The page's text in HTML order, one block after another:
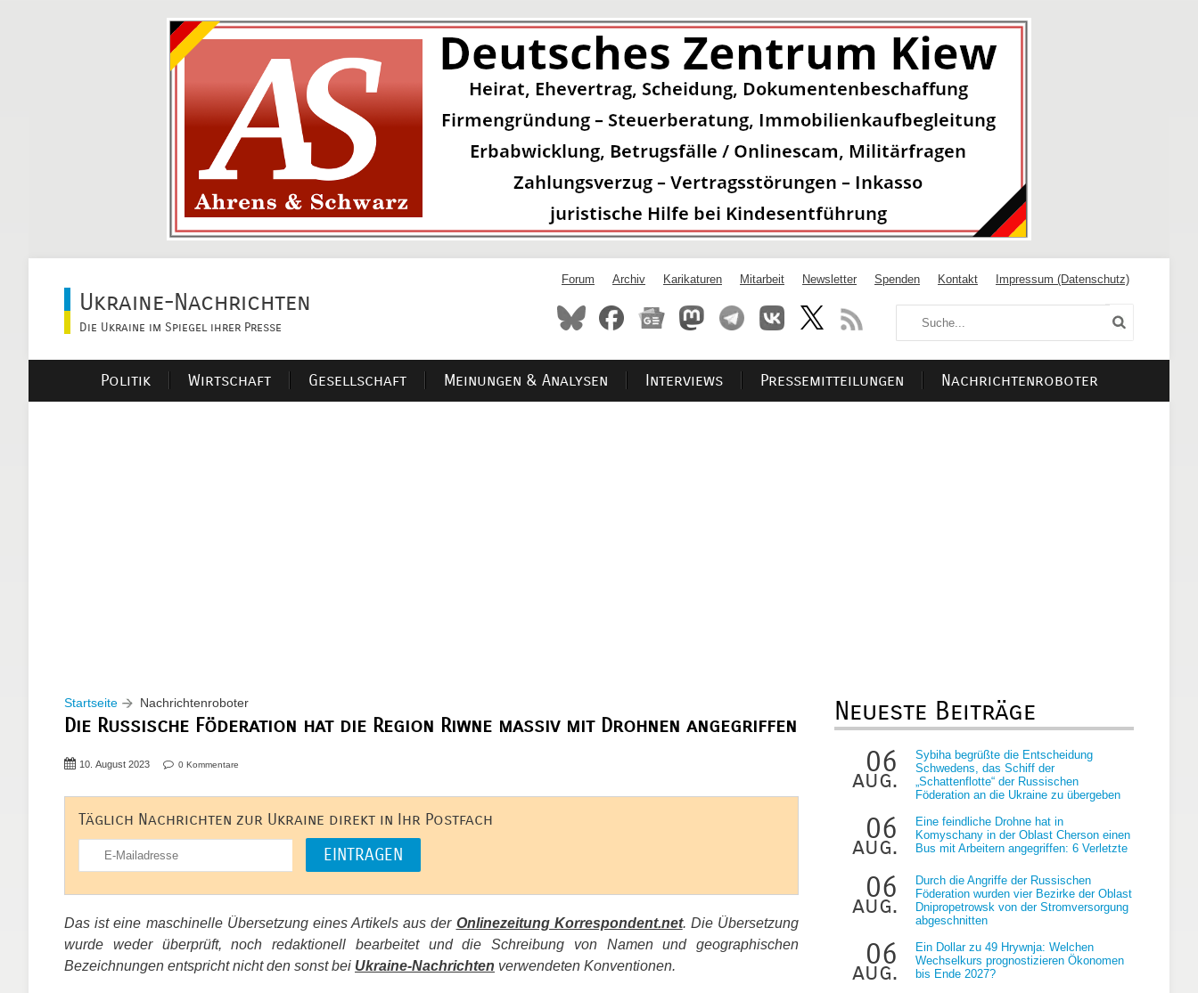
Ukraine-Nachrichten
Die Ukraine im Spiegel ihrer Presse
Forum Archiv Karikaturen Mitarbeit Newsletter Spenden Kontakt Impressum (Datenschutz)
Politik Wirtschaft Gesellschaft Meinungen & Analysen Interviews Pressemitteilungen Nachrichtenroboter
Startseite Nachrichtenroboter
Die Russische Föderation hat die Region Riwne massiv mit Drohnen angegriffen
10. August 2023 0 Kommentare
Täglich Nachrichten zur Ukraine direkt in Ihr Postfach
Das ist eine maschinelle Übersetzung eines Artikels aus der Onlinezeitung Korrespondent.net. Die Übersetzung
wurde weder überprüft, noch redaktionell bearbeitet und die Schreibung von Namen und geographischen
Bezeichnungen entspricht nicht den sonst bei Ukraine-Nachrichten verwendeten Konventionen.
Neueste Beiträge
06
aug.
Sybiha begrüßte die Entscheidung
Schwedens, das Schiff der
„Schattenflotte“ der Russischen
Föderation an die Ukraine zu übergeben
06
aug.
Eine feindliche Drohne hat in
Komyschany in der Oblast Cherson einen
Bus mit Arbeitern angegriffen: 6 Verletzte
06
aug.
Durch die Angriffe der Russischen
Föderation wurden vier Bezirke der Oblast
Dnipropetrowsk von der Stromversorgung
abgeschnitten
06
aug.
Ein Dollar zu 49 Hrywnja: Welchen
Wechselkurs prognostizieren Ökonomen
bis Ende 2027?